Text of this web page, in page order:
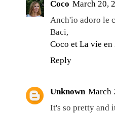
Coco March 20,
Anch'io adoro le
Baci,
Coco et La vie
Reply
Unknown March
It's so pretty and